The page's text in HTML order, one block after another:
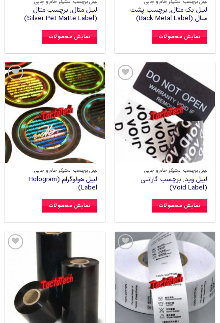
لیبل برچسب استیکر خام و چاپی
لیبل بک متال, برچسب پشت
متال (Back Metal Label)
نمایش محصولات
لیبل برچسب استیکر خام و چاپی
لیبل متال, برچسب متال
(Silver Pet Matte Label)
نمایش محصولات
افزودن
علاقه
مندی
ها
لیبل برچسب استیکر خام و چاپی
لیبل وید, برچسب گارانتی
(Void Label)
نمایش محصولات
افزودن
به
علاقه
مندی
ها
لیبل برچسب استیکر خام و چاپی
لیبل هولوگرام (Hologram
Label)
نمایش محصولات
افزودن
مندی
ها
مندی
ها